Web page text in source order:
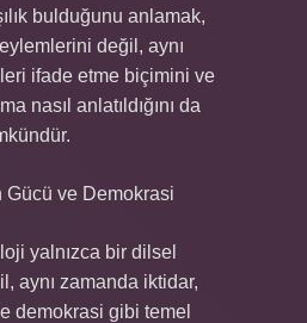
bulduğunu anlamak,
değil, aynı
ifade etme biçimini ve
nasıl anlatıldığını da
Gücü ve Demokrasi
yalnızca bir dilsel
aynı zamanda iktidar,
demokrasi gibi temel